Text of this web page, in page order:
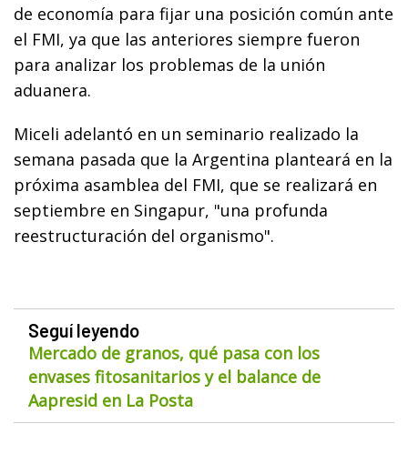
de economía para fijar una posición común ante
el FMI, ya que las anteriores siempre fueron
para analizar los problemas de la unión
aduanera.
Miceli adelantó en un seminario realizado la
semana pasada que la Argentina planteará en la
próxima asamblea del FMI, que se realizará en
septiembre en Singapur, "una profunda
reestructuración del organismo".
Seguí leyendo
Mercado de granos, qué pasa con los
envases fitosanitarios y el balance de
Aapresid en La Posta